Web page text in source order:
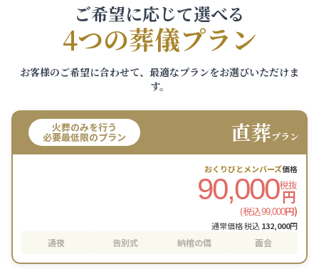
ご希望に応じて選べる
4つの葬儀プラン
お客様のご希望に合わせて、最適なプランをお選びいただけま
す。
火葬のみを行う
必要最低限のプラン 直葬プラン
おくりびとメンバーズ価格
90,000税抜
円
(税込99,000円)
通常価格 税込132,000円
通夜 告別式 納棺の儀 面会